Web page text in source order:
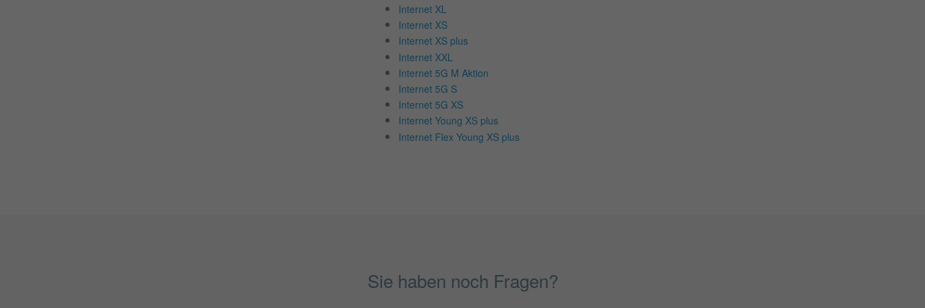
Internet XL
Internet XS
Internet XS plus
Internet XXL
Internet 5G M Aktion
Internet 5G S
Internet 5G XS
Internet Young XS plus
Internet Flex Young XS plus
Sie haben noch Fragen?